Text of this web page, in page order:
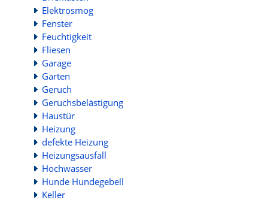
Elektrosmog
Fenster
Feuchtigkeit
Fliesen
Garage
Garten
Geruch
Geruchsbelästigung
Haustür
Heizung
defekte Heizung
Heizungsausfall
Hochwasser
Hunde Hundegebell
Keller